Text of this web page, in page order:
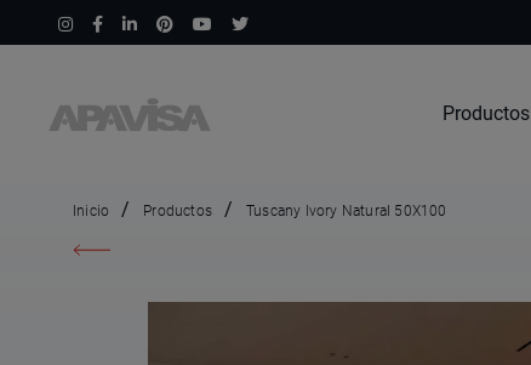
Productos
Inicio Productos Tuscany Ivory Natural 50X100